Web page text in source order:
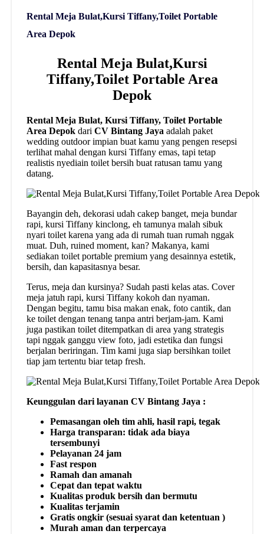
Rental Meja Bulat,Kursi Tiffany,Toilet Portable
Area Depok
Rental Meja Bulat,Kursi
Tiffany,Toilet Portable Area
Depok
Rental Meja Bulat, Kursi Tiffany, Toilet Portable
Area Depok dari CV Bintang Jaya adalah paket
wedding outdoor impian buat kamu yang pengen resepsi
terlihat mahal dengan kursi Tiffany emas, tapi tetap
realistis nyediain toilet bersih buat ratusan tamu yang
datang.
Bayangin deh, dekorasi udah cakep banget, meja bundar
rapi, kursi Tiffany kinclong, eh tamunya malah sibuk
nyari toilet karena yang ada di rumah tuan rumah nggak
muat. Duh, ruined moment, kan? Makanya, kami
sediakan toilet portable premium yang desainnya estetik,
bersih, dan kapasitasnya besar.
Terus, meja dan kursinya? Sudah pasti kelas atas. Cover
meja jatuh rapi, kursi Tiffany kokoh dan nyaman.
Dengan begitu, tamu bisa makan enak, foto cantik, dan
ke toilet dengan tenang tanpa antri berjam-jam. Kami
juga pastikan toilet ditempatkan di area yang strategis
tapi nggak ganggu view foto, jadi estetika dan fungsi
berjalan beriringan. Tim kami juga siap bersihkan toilet
tiap jam tertentu biar tetap fresh.
Keunggulan dari layanan CV Bintang Jaya :
Pemasangan oleh tim ahli, hasil rapi, tegak
Harga transparan: tidak ada biaya
tersembunyi
Pelayanan 24 jam
Fast respon
Ramah dan amanah
Cepat dan tepat waktu
Kualitas produk bersih dan bermutu
Kualitas terjamin
Gratis ongkir (sesuai syarat dan ketentuan )
Murah aman dan terpercaya